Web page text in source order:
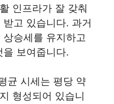
인프라가 잘 갖춰
고 있습니다. 과거
승세를 유지하고
보여줍니다.
균 시세는 평당 약
형성되어 있습니